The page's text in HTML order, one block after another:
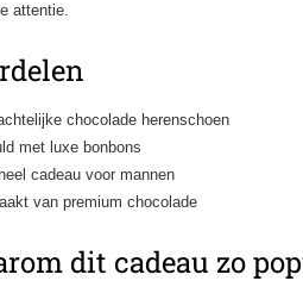
attentie.
chocolade herenschoen
met luxe bonbons
cadeau voor mannen
van premium chocolade
dit cadeau zo